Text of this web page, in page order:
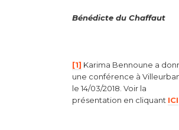
Bénédicte du Chaffaut
[1] Karima Bennoune a
une conférence à
le 14/03/2018. Voir la
présentation en cliquant ICI